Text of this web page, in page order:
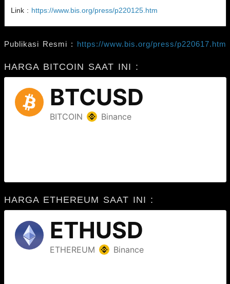
Link : https://www.bis.org/press/p220125.htm
Publikasi Resmi : https://www.bis.org/press/p220617.htm
HARGA BITCOIN SAAT INI :
HARGA ETHEREUM SAAT INI :